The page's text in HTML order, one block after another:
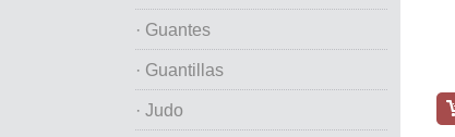
· Guantes
· Guantillas
· Judo